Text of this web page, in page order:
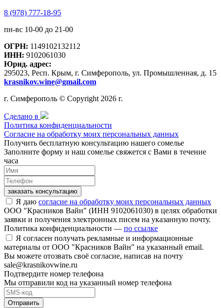
8 (978) 777-18-95
пн-вс 10-00 до 21-00
ОГРН: 1149102132112
ИНН: 9102061030
Юрид. адрес:
295023, Респ. Крым, г. Симферополь, ул. Промышленная, д. 15
krasnikov.wine@gmail.com
г. Симферополь © Copyright 2026 г.
Сделано в
Политика конфиденциальности
Согласие на обработку моих персональных данных
Получить бесплатную консультацию нашего сомелье
Заполните форму и наш сомелье свяжется с Вами в течение
часа
заказать консультацию
Я даю согласие на обработку моих персональных данных
ООО "Красников Вайн" (ИНН 9102061030) в целях обработки
заявки и получения электронных писем на указанную почту.
Политика конфиденциальности — по ссылке
Я согласен получать рекламные и информационные
материалы от ООО "Красников Вайн" на указанный email.
Вы можете отозвать своё согласие, написав на почту
sale@krasnikovwine.ru
Подтвердите номер телефона
Мы отправили код на указанный номер телефона
Отправить